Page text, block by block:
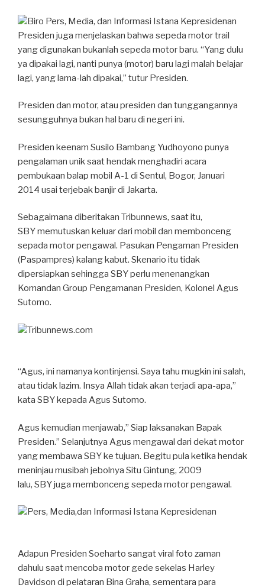
Biro Pers, Media, dan Informasi Istana Kepresidenan
Presiden juga menjelaskan bahwa sepeda motor trail
yang digunakan bukanlah sepeda motor baru. “Yang dulu
ya dipakai lagi, nanti punya (motor) baru lagi malah belajar
lagi, yang lama-lah dipakai,” tutur Presiden.
Presiden dan motor, atau presiden dan tunggangannya
sesungguhnya bukan hal baru di negeri ini.
Presiden keenam Susilo Bambang Yudhoyono punya
pengalaman unik saat hendak menghadiri acara
pembukaan balap mobil A-1 di Sentul, Bogor, Januari
2014 usai terjebak banjir di Jakarta.
Sebagaimana diberitakan Tribunnews, saat itu,
SBY memutuskan keluar dari mobil dan membonceng
sepada motor pengawal. Pasukan Pengaman Presiden
(Paspampres) kalang kabut. Skenario itu tidak
dipersiapkan sehingga SBY perlu menenangkan
Komandan Group Pengamanan Presiden, Kolonel Agus
Sutomo.
Tribunnews.com
“Agus, ini namanya kontinjensi. Saya tahu mugkin ini salah,
atau tidak lazim. Insya Allah tidak akan terjadi apa-apa,”
kata SBY kepada Agus Sutomo.
Agus kemudian menjawab,” Siap laksanakan Bapak
Presiden.” Selanjutnya Agus mengawal dari dekat motor
yang membawa SBY ke tujuan. Begitu pula ketika hendak
meninjau musibah jebolnya Situ Gintung, 2009
lalu, SBY juga membonceng sepeda motor pengawal.
Pers, Media,dan Informasi Istana Kepresidenan
Adapun Presiden Soeharto sangat viral foto zaman
dahulu saat mencoba motor gede sekelas Harley
Davidson di pelataran Bina Graha, sementara para